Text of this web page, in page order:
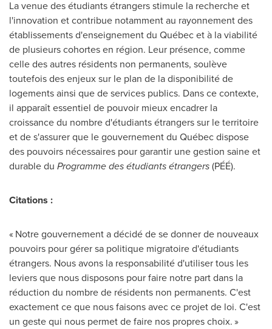
La venue des étudiants étrangers stimule la recherche et
l'innovation et contribue notamment au rayonnement des
établissements d'enseignement du Québec et à la viabilité
de plusieurs cohortes en région. Leur présence, comme
celle des autres résidents non permanents, soulève
toutefois des enjeux sur le plan de la disponibilité de
logements ainsi que de services publics. Dans ce contexte,
il apparaît essentiel de pouvoir mieux encadrer la
croissance du nombre d'étudiants étrangers sur le territoire
et de s'assurer que le gouvernement du Québec dispose
des pouvoirs nécessaires pour garantir une gestion saine et
durable du Programme des étudiants étrangers(PÉÉ).
Citations :
« Notre gouvernement a décidé de se donner de nouveaux
pouvoirs pour gérer sa politique migratoire d'étudiants
étrangers. Nous avons la responsabilité d'utiliser tous les
leviers que nous disposons pour faire notre part dans la
réduction du nombre de résidents non permanents. C'est
exactement ce que nous faisons avec ce projet de loi. C'est
un geste qui nous permet de faire nos propres choix. »